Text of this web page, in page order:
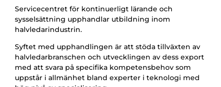
Servicecentret för kontinuerligt lärande och
sysselsättning upphandlar utbildning inom
halvledarindustrin.
Syftet med upphandlingen är att stöda tillväxten av
halvledarbranschen och utvecklingen av dess export
med att svara på specifika kompetensbehov som
uppstår i allmänhet bland experter i teknologi med